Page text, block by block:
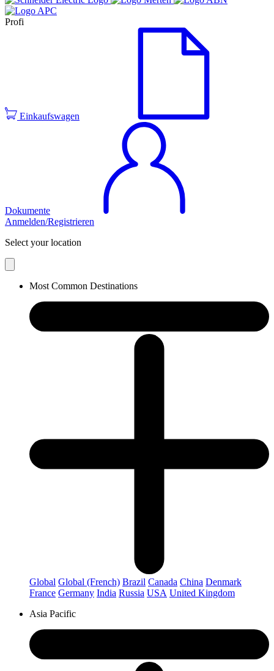
Profi
Einkaufswagen
Dokumente
Anmelden/Registrieren
Select your location
Most Common Destinations
Global Global (French) Brazil Canada China Denmark
France Germany India Russia USA United Kingdom
Asia Pacific